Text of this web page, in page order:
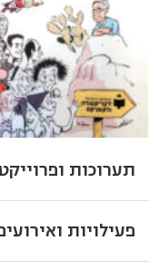
תערוכות
פעילויות